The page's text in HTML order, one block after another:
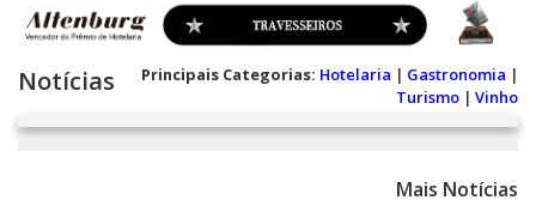
Notícias Principais Categorias: Hotelaria | Gastronomia |
Turismo | Vinho
Mais Notícias